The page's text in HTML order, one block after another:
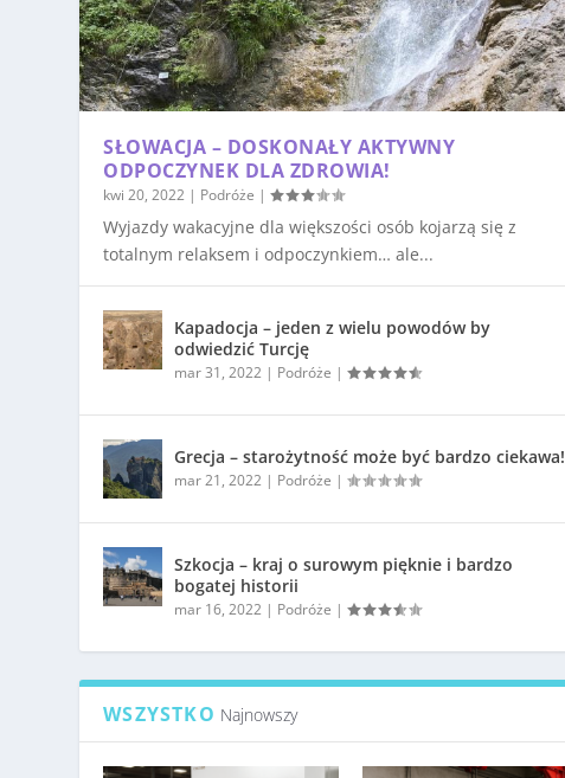
SŁOWACJA – DOSKONAŁY AKTYWNY
ODPOCZYNEK DLA ZDROWIA!
kwi 20, 2022 | Podróże |
Wyjazdy wakacyjne dla większości osób kojarzą się z
totalnym relaksem i odpoczynkiem… ale...
Kapadocja – jeden z wielu powodów by
odwiedzić Turcję
mar 31, 2022 | Podróże |
Grecja – starożytność może być bardzo ciekawa!
mar 21, 2022 | Podróże |
Szkocja – kraj o surowym pięknie i bardzo
bogatej historii
mar 16, 2022 | Podróże |
WSZYSTKO Najnowszy